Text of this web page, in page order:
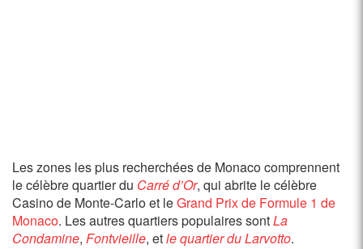
Les zones les plus recherchées de Monaco comprennent
le célèbre quartier du Carré d’Or, qui abrite le célèbre
Casino de Monte-Carlo et leGrand Prix de Formule 1 de
Monaco. Les autres quartiers populaires sontLa
Condamine, Fontvieille, etle quartier du Larvotto.